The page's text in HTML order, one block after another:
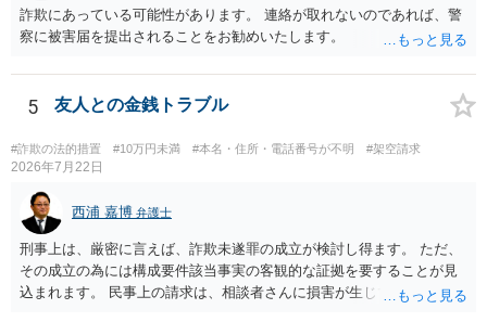
返金交渉で有利になる可能性がありますが、民事上の詐欺の立証以上
に難しいところがあります。 こちらについては、一度、最寄りの警察
は、証拠を拝見する必要があるため、直接弁護士にご相談された方が
良いかと思います。
詐欺にあっている可能性があります。 連絡が取れないのであれば、警
察に被害届を提出されることをお勧めいたします。
5 友人との金銭トラブル
#詐欺の法的措置 #10万円未満 #本名・住所・電話番号が不明 #架空請求
2026年7月22日
西浦 嘉博 弁護士
刑事上は、厳密に言えば、詐欺未遂罪の成立が検討し得ます。 ただ、
その成立の為には構成要件該当事実の客観的な証拠を要することが見
込まれます。 民事上の請求は、相談者さんに損害が生じていない以